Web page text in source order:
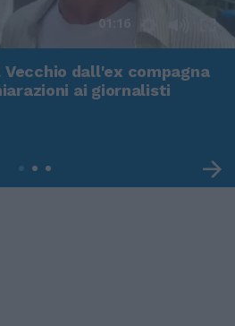
01:16
Vecchio dall'ex compagna
ai giornalisti